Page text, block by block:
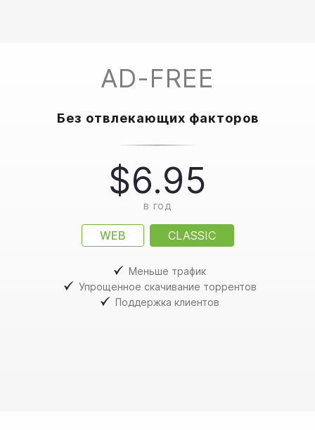
AD-FREE
Без отвлекающих факторов
$6.95
в год
WEB CLASSIC
Меньше трафик
Упрощенное скачивание торрентов
Поддержка клиентов